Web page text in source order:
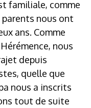
familiale, comme
parents nous ont
ans. Comme
nous
depuis
quelle que
nous a inscrits
tout de suite